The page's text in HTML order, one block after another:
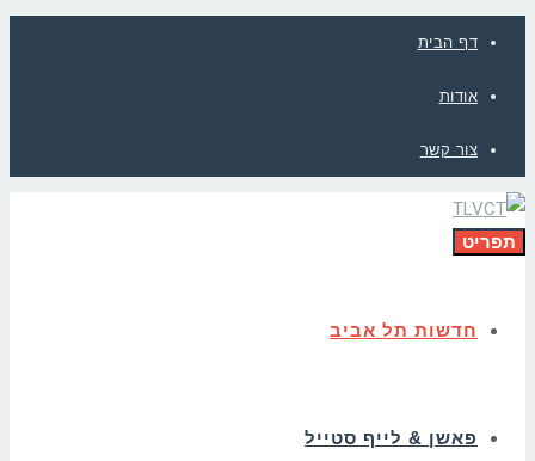
דף הבית
אודות
צור קשר
תפריט
חדשות תל אביב
פאשן & לייף סטייל